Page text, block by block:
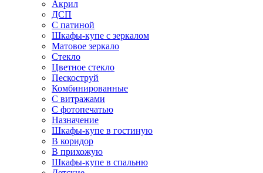
Акрил
ДСП
С патиной
Шкафы-купе с зеркалом
Матовое зеркало
Стекло
Цветное стекло
Пескоструй
Комбинированные
С витражами
С фотопечатью
Назначение
Шкафы-купе в гостиную
В коридор
В прихожую
Шкафы-купе в спальню